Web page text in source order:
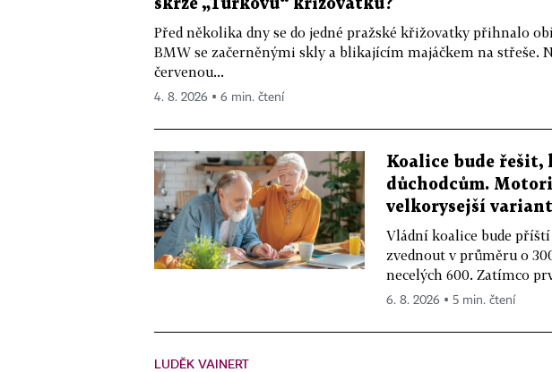
skrze „Turkovu“ křižovatku?
Před několika dny se do jedné pražské křižovatky přihnalo
BMW se začerněnými skly a blikajícím majáčkem na střeše.
červenou...
4. 8. 2026 ▪ 6 min. čtení
Koalice bude
důchodcům.
velkorysejší
Vládní koalice bude
zvednout v průměru o
necelých 600. Zatímco
6. 8. 2026 ▪ 5 min. čtení
LUDĚK VAINERT